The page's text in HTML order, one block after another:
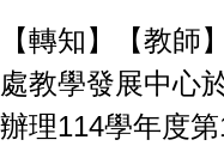
【轉知】【教師
處教學發展中心
辦理114學年度